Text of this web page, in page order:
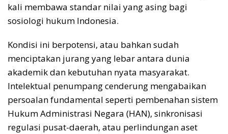
kali membawa standar nilai yang asing bagi
sosiologi hukum Indonesia.
Kondisi ini berpotensi, atau bahkan sudah
menciptakan jurang yang lebar antara dunia
akademik dan kebutuhan nyata masyarakat.
Intelektual penumpang cenderung mengabaikan
persoalan fundamental seperti pembenahan sistem
Hukum Administrasi Negara (HAN), sinkronisasi
regulasi pusat-daerah, atau perlindungan aset